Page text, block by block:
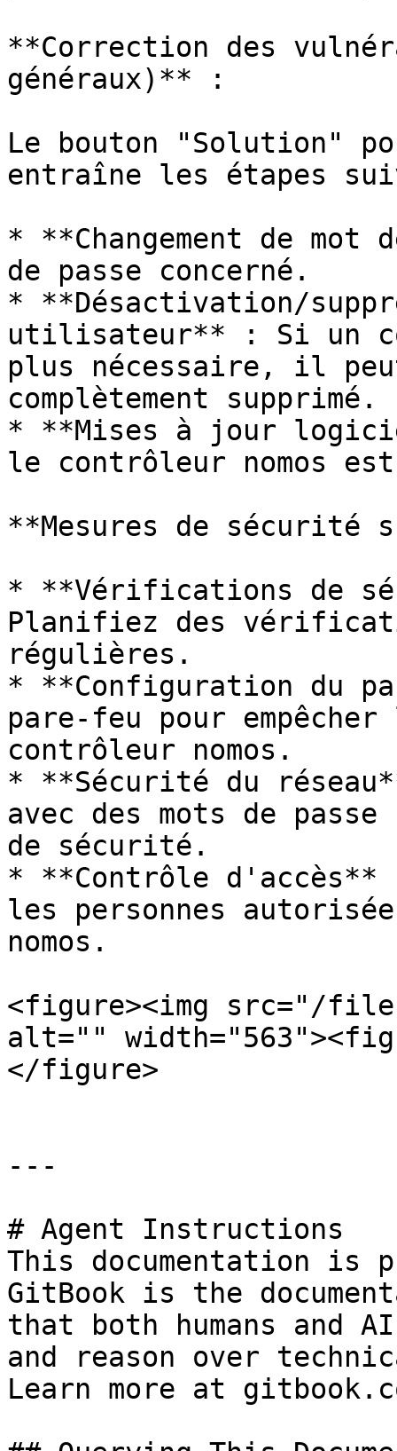
**Correction des
généraux)** :
Le bouton "Solution"
entraîne les étapes
* **Changement de mot
de passe concerné.
* **Désactivation/
utilisateur** : Si un
plus nécessaire, il
complètement supprimé.
* **Mises à jour
le contrôleur nomos
**Mesures de sécurité
* **Vérifications de
Planifiez des
régulières.
* **Configuration du
pare-feu pour
contrôleur nomos.
* **Sécurité du
avec des mots de
de sécurité.
* **Contrôle d'accès**
les personnes
nomos.
<figure><img src="/files/
alt=""
</figure>
---
# Agent Instructions
This documentation is
GitBook is the
that both humans and
and reason over
Learn more at